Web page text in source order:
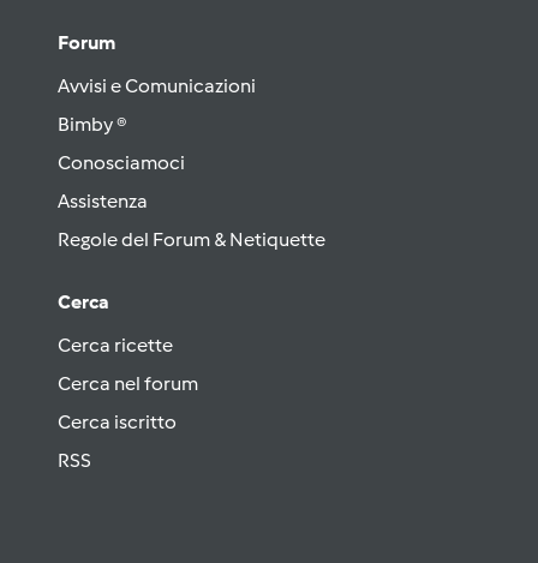
Forum
Avvisi e Comunicazioni
Bimby ®
Conosciamoci
Assistenza
Regole del Forum & Netiquette
Cerca
Cerca ricette
Cerca nel forum
Cerca iscritto
RSS